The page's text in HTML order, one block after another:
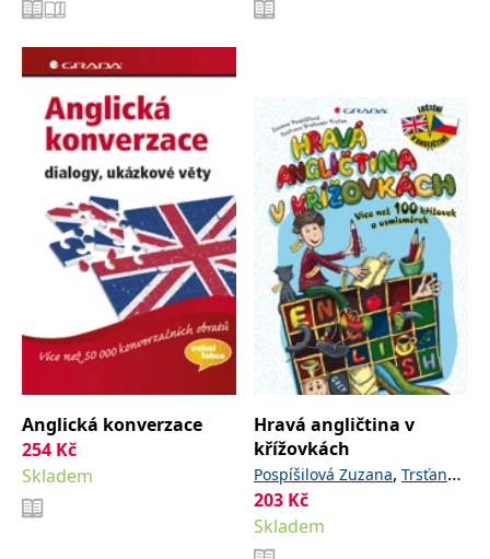
Anglická konverzace
254 Kč
Skladem
Hravá angličtina v
křížovkách
Pospíšilová Zuzana, Trsťan
Drahomír
203 Kč
Skladem